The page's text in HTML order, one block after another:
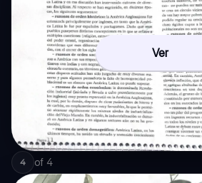
Ver
4 of 4